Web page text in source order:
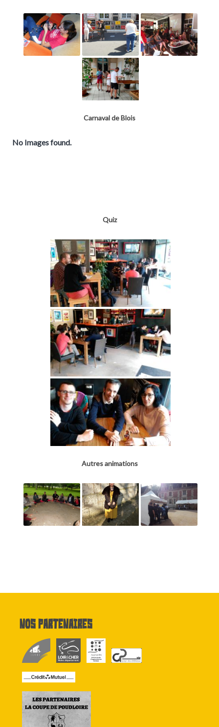
Carnaval de Blois
No Images found.
Quiz
Autres animations
Nos partenaires